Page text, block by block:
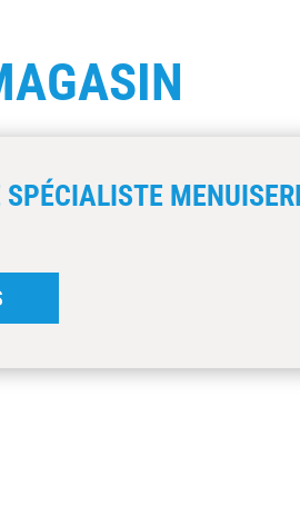
SPÉCIALISTE